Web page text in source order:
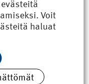
Voit
haluat